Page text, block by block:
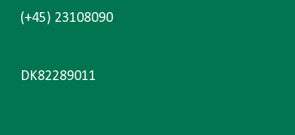
(+45) 23108090
DK82289011